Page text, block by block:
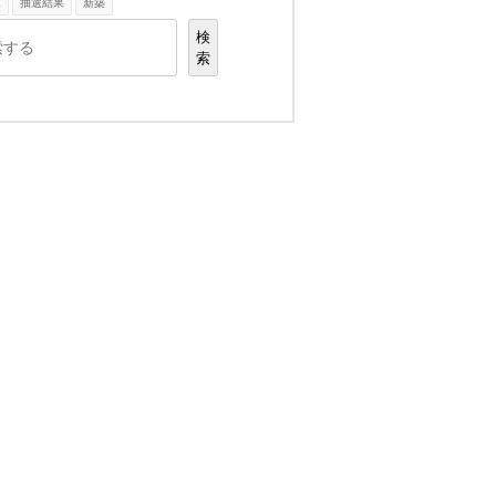
抽選結果 新築
検
索